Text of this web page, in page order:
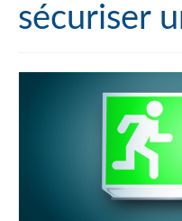
Qui sommes-nous ?
Accéder à Signals
sécuriser